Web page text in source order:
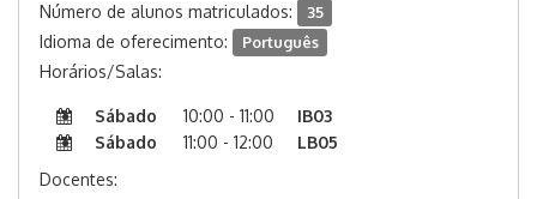
Número de alunos matriculados: 35
Idioma de oferecimento: Português
Horários/Salas:
Sábado 10:00 - 11:00
IB03
Sábado
11:00 - 12:00
LB05
Docentes: